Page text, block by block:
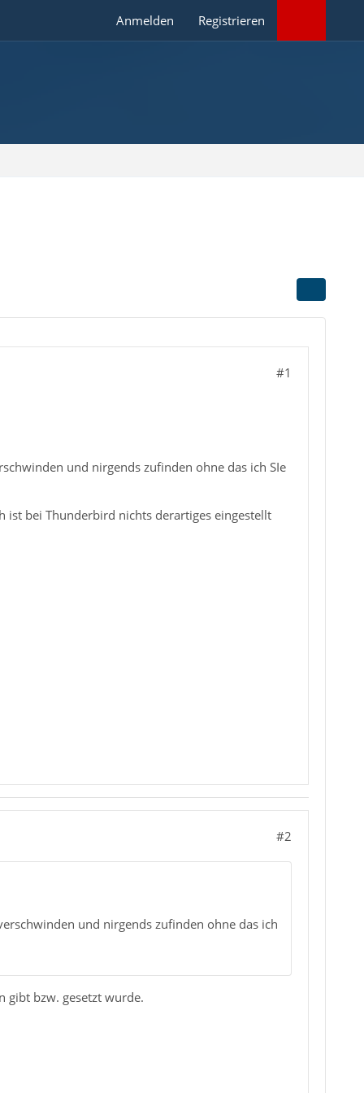
Anmelden Registrieren
#1
und nirgends zufinden ohne das ich SIe
ist bei Thunderbird nichts derartiges eingestellt
#2
und nirgends zufinden ohne das ich
gibt bzw. gesetzt wurde.